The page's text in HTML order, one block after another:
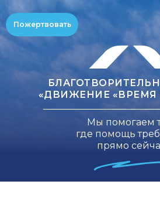
Пожертвовать
«ДВИЖЕНИЕ «ВРЕМЯ
Мы помогаем
где помощь
прямо